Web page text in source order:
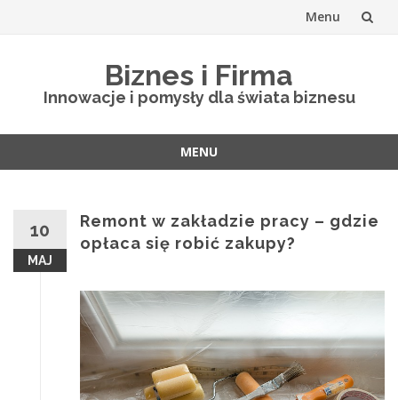
Menu
Biznes i Firma
Innowacje i pomysły dla świata biznesu
MENU
10
MAJ
Remont w zakładzie pracy – gdzie
opłaca się robić zakupy?